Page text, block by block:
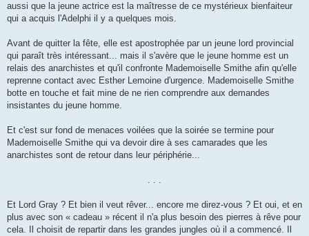
aussi que la jeune actrice est la maîtresse de ce mystérieux bienfaiteur
qui a acquis l'Adelphi il y a quelques mois.
Avant de quitter la fête, elle est apostrophée par un jeune lord provincial
qui paraît très intéressant... mais il s'avère que le jeune homme est un
relais des anarchistes et qu'il confronte Mademoiselle Smithe afin qu'elle
reprenne contact avec Esther Lemoine d'urgence. Mademoiselle Smithe
botte en touche et fait mine de ne rien comprendre aux demandes
insistantes du jeune homme.
Et c'est sur fond de menaces voilées que la soirée se termine pour
Mademoiselle Smithe qui va devoir dire à ses camarades que les
anarchistes sont de retour dans leur périphérie...
. . .
Et Lord Gray ? Et bien il veut rêver... encore me direz-vous ? Et oui, et en
plus avec son « cadeau » récent il n'a plus besoin des pierres à rêve pour
cela. Il choisit de repartir dans les grandes jungles où il a commencé. Il